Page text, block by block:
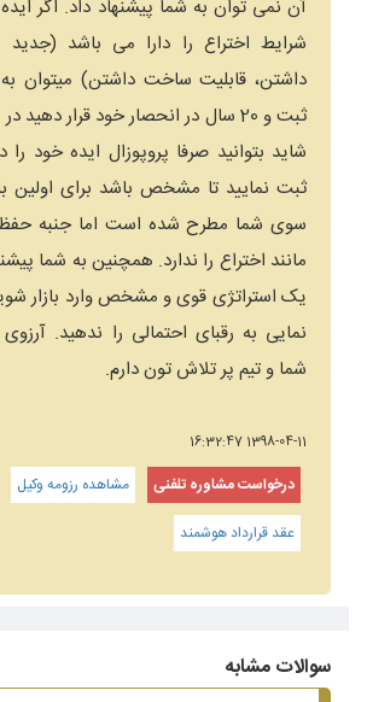
آن نمی توان به شما پیشنهاد داد. اگر
شرایط اختراع را دارا می باشد (جدید
داشتن، قابلیت ساخت داشتن) میتوان به
ثبت و 20 سال در انحصار خود قرار
شاید بتوانید صرفا پروپوزال ایده خود را
ثبت نمایید تا مشخص باشد برای اولین
سوی شما مطرح شده است اما جنبه
مانند اختراع را ندارد. همچنین به شما
یک استراتژی قوی و مشخص وارد بازار
نمایی به رقبای احتمالی را ندهید.
شما و تیم پر تلاش تون دارم.
1398-04-11 16:32:47
درخواست مشاوره تلفنی
مشاهده رزومه وکیل
عقد قرارداد هوشمند
سوالات مشابه